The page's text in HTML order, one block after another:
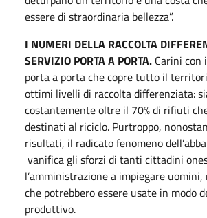
essere di straordinaria bellezza”.
I NUMERI DELLA RACCOLTA
SERVIZIO PORTA A PORTA. Carini con
porta a porta che copre tutto il
ottimi livelli di raccolta differenziata:
costantemente oltre il 70% di rifiuti
destinati al riciclo. Purtroppo,
risultati, il radicato fenomeno
vanifica gli sforzi di tanti cittadini
l’amministrazione a impiegare uomini,
che potrebbero essere usate in modo
produttivo.